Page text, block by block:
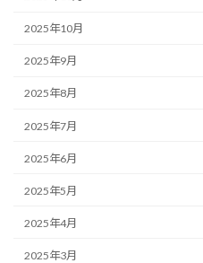
2025年10月
2025年9月
2025年8月
2025年7月
2025年6月
2025年5月
2025年4月
2025年3月